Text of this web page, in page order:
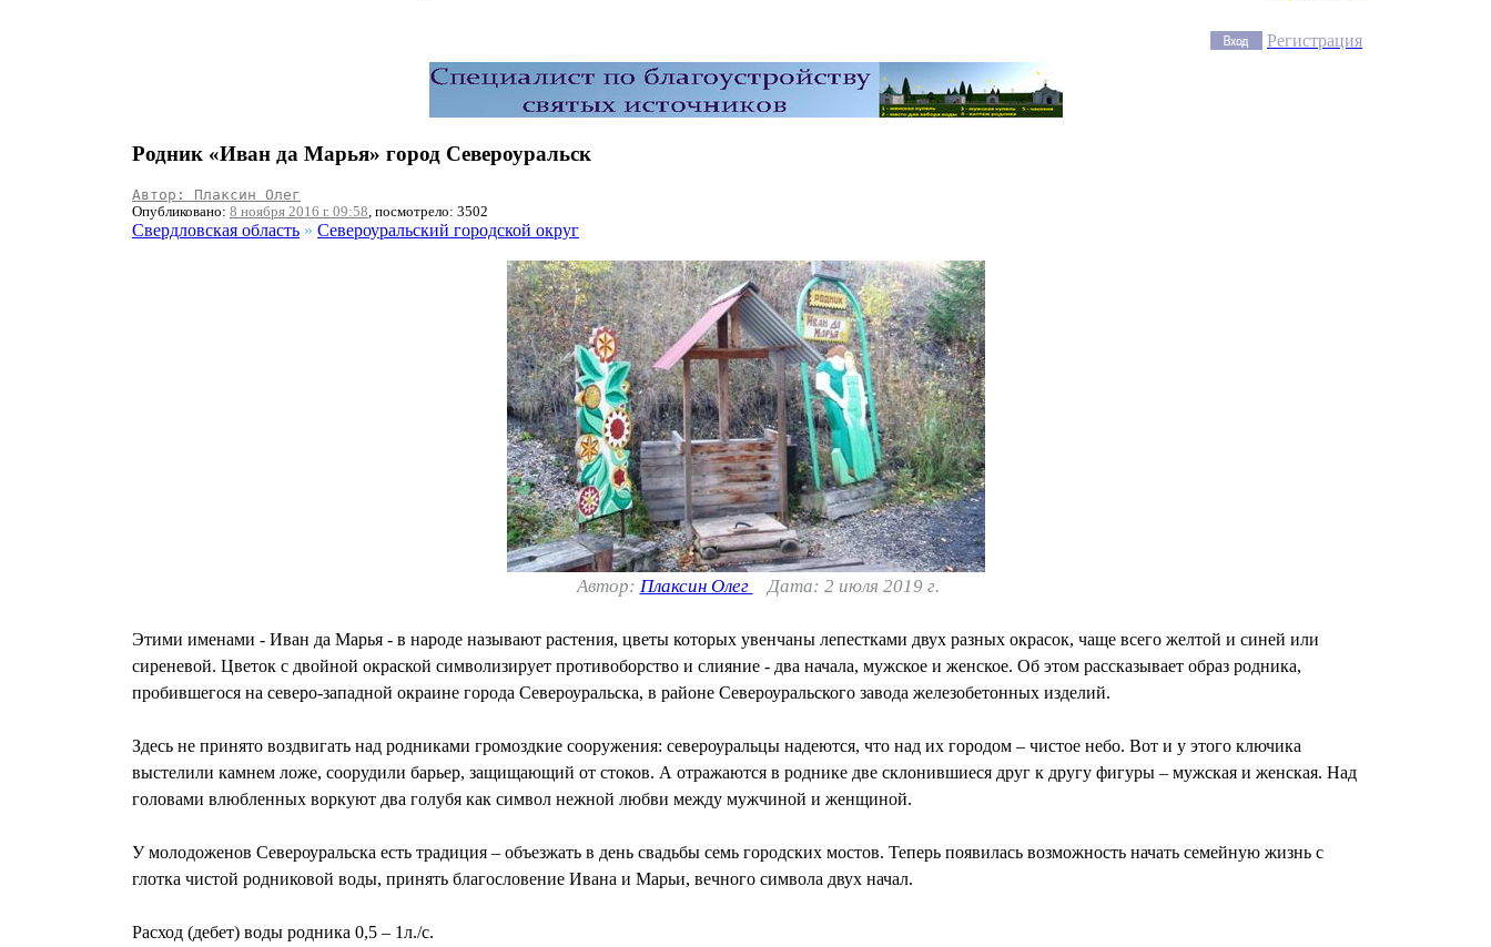
Регистрация
Родник «Иван да Марья» город Североуральск
Автор: Плаксин Олег
Опубликовано: 8 ноября 2016 г. 09:58, посмотрело: 3502
Свердловская область » Североуральский городской округ
Автор: Плаксин Олег Дата: 2 июля 2019 г.
Этими именами - Иван да Марья - в народе называют растения, цветы которых увенчаны лепестками двух разных окрасок, чаще всего желтой и синей или
сиреневой. Цветок с двойной окраской символизирует противоборство и слияние - два начала, мужское и женское. Об этом рассказывает образ родника,
пробившегося на северо-западной окраине города Североуральска, в районе Североуральского завода железобетонных изделий.
Здесь не принято воздвигать над родниками громоздкие сооружения: североуральцы надеются, что над их городом – чистое небо. Вот и у этого ключика
выстелили камнем ложе, соорудили барьер, защищающий от стоков. А отражаются в роднике две склонившиеся друг к другу фигуры – мужская и женская. Над
головами влюбленных воркуют два голубя как символ нежной любви между мужчиной и женщиной.
У молодоженов Североуральска есть традиция – объезжать в день свадьбы семь городских мостов. Теперь появилась возможность начать семейную жизнь с
глотка чистой родниковой воды, принять благословение Ивана и Марьи, вечного символа двух начал.
Расход (дебет) воды родника 0,5 – 1л./с.